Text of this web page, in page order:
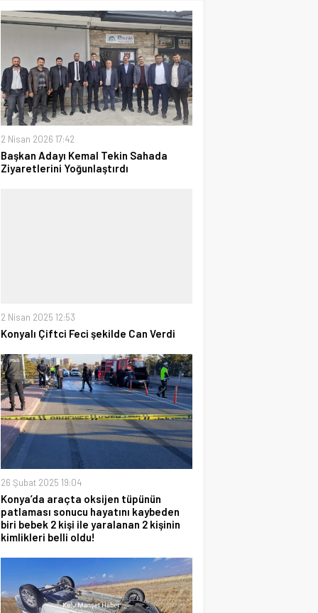
2 Nisan 2026 17:42
Başkan Adayı Kemal Tekin Sahada
Ziyaretlerini Yoğunlaştırdı
2 Nisan 2025 12:53
Konyalı Çiftci Feci şekilde Can Verdi
26 Şubat 2025 19:04
Konya’da araçta oksijen tüpünün
patlaması sonucu hayatını kaybeden
biri bebek 2 kişi ile yaralanan 2 kişinin
kimlikleri belli oldu!